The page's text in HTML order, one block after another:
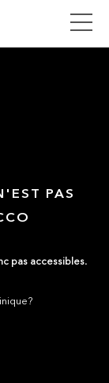
PAS
pas accessibles.